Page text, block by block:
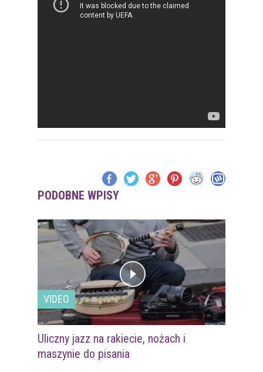
PODOBNE WPISY
VIDEO
Uliczny jazz na rakiecie, nożach i
maszynie do pisania